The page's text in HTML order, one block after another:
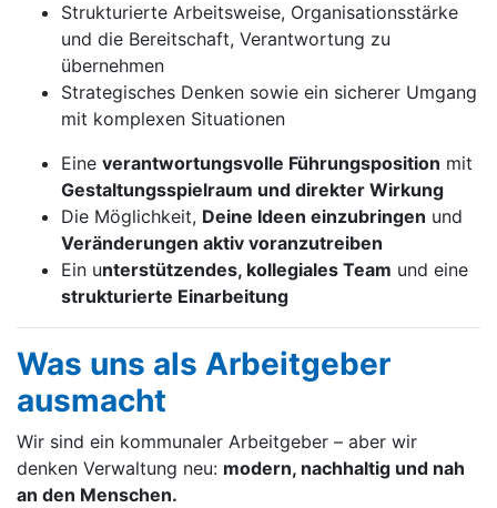
Strukturierte Arbeitsweise, Organisationsstärke
und die Bereitschaft, Verantwortung zu
übernehmen
Strategisches Denken sowie ein sicherer Umgang
mit komplexen Situationen
Eine verantwortungsvolle Führungsposition mit
Gestaltungsspielraum und direkter Wirkung
Die Möglichkeit, Deine Ideen einzubringen und
Veränderungen aktiv voranzutreiben
Ein unterstützendes, kollegiales Team und eine
strukturierte Einarbeitung
Was uns als Arbeitgeber
ausmacht
Wir sind ein kommunaler Arbeitgeber – aber wir
denken Verwaltung neu: modern, nachhaltig und nah
an den Menschen.